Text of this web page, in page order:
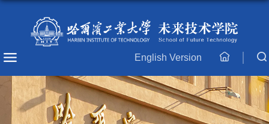
English Version
主